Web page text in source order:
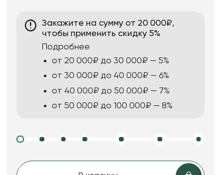
Закажите на сумму от 20 000₽,
чтобы применить скидку 5%
Подробнее
от 20 000₽ до 30 000₽ — 5%
от 30 000₽ до 40 000₽ — 6%
от 40 000₽ до 50 000₽ — 7%
от 50 000₽ до 100 000₽ — 8%